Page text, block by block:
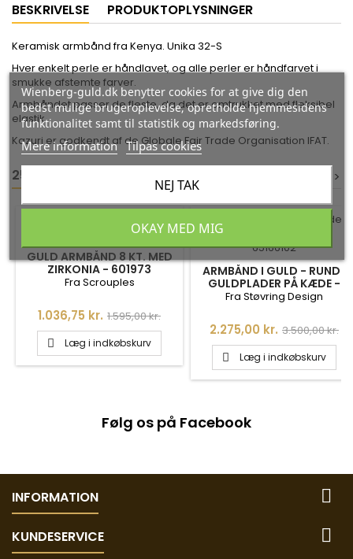
BESKRIVELSE PRODUKTOPLYSNINGER
Keramisk armbånd fra Kenya. Unika 32-S
Hver enkelt perle er håndlavet, og alle perler er håndfarvet i
smukke afstemte farver.
Armbåndet passer de fleste, da det er omtrukket med fleksibel
elastik.
Kazuri er godkendt af de Globale Fair Trade Organisation IFAT.
25 ANDRE VARER I DEN SAMME KATEGORI: >
GULD ARMBÅND 8 KT. MED
ZIRKONIA - 601973
Fra Scrouples
Pris
1.036,75 kr. Normalpris
1.595,00 kr.
 Læg i indkøbskurv
-35%
ARMBÅND I GULD - RUNDE
GULDPLADER PÅ KÆDE -
65166102
Fra Støvring Design
Pris
2.275,00 kr. Normalpris
3.500,00 kr.
 Læg i indkøbskurv
Følg os på Facebook
INFORMATION 
KUNDESERVICE 
Wienberg-guld.dk benytter cookies for at give dig den
bedst mulige brugeroplevelse, opretholde hjemmesidens
funktionalitet samt til statistik og markedsføring.
Mere information Tilpas cookies
NEJ TAK
OKAY MED MIG